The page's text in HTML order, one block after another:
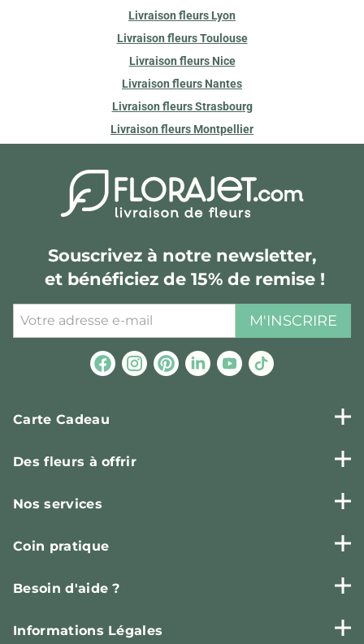
Livraison fleurs Lyon
Livraison fleurs Toulouse
Livraison fleurs Nice
Livraison fleurs Nantes
Livraison fleurs Strasbourg
Livraison fleurs Montpellier
Souscrivez à notre newsletter,
et bénéficiez de 15% de remise !
M'INSCRIRE
Carte Cadeau
Des fleurs à offrir
Nos services
Coin pratique
Besoin d'aide ?
Informations Légales